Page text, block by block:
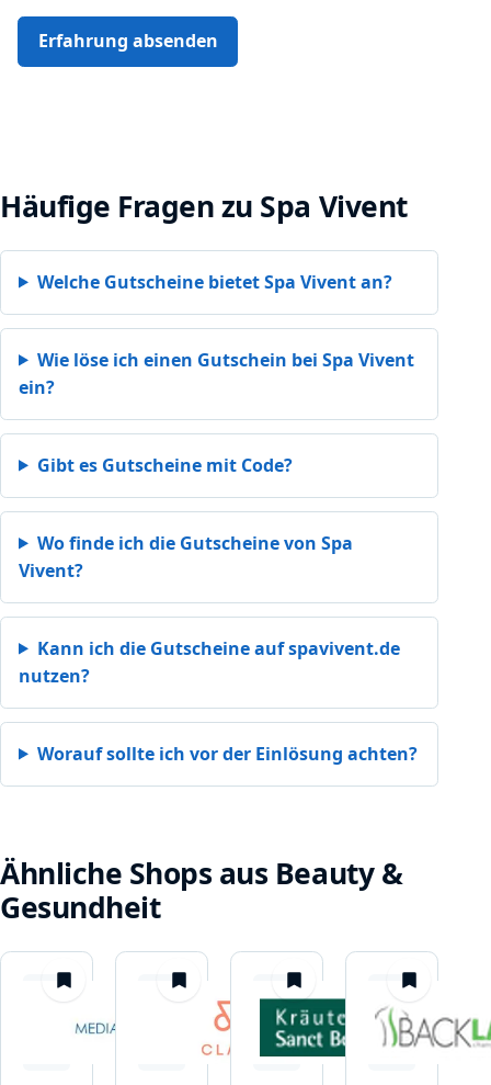
Erfahrung absenden
Häufige Fragen zu Spa Vivent
Welche Gutscheine bietet Spa Vivent an?
Wie löse ich einen Gutschein bei Spa Vivent
ein?
Gibt es Gutscheine mit Code?
Wo finde ich die Gutscheine von Spa
Vivent?
Kann ich die Gutscheine auf spavivent.de
nutzen?
Worauf sollte ich vor der Einlösung achten?
Ähnliche Shops aus Beauty &
Gesundheit
merken merken merken merken